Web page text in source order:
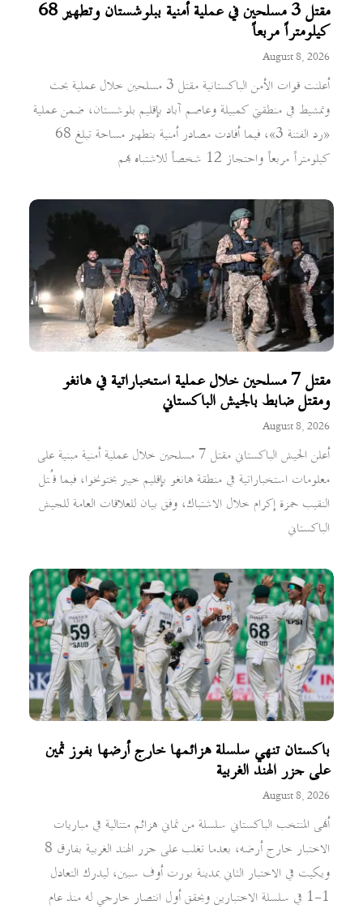
مقتل 3 مسلحين في عملية أمنية ببلوشستان وتطهير 68
كيلومتراً مربعاً
August 8, 2026
أعلنت قوات الأمن الباكستانية مقتل 3 مسلحين خلال عملية بحث
وتمشيط في منطقتي كمبيلة وعاصم آباد بإقليم بلوشستان، ضمن عملية
«رد الفتنة 3»، فيما أفادت مصادر أمنية بتطهير مساحة تبلغ 68
كيلومتراً مربعاً واحتجاز 12 شخصاً للاشتباه بهم
مقتل 7 مسلحين خلال عملية استخباراتية في هانغو
ومقتل ضابط بالجيش الباكستاني
August 8, 2026
أعلن الجيش الباكستاني مقتل 7 مسلحين خلال عملية أمنية مبنية على
معلومات استخباراتية في منطقة هانغو بإقليم خيبر بختونخوا، فيما قُتل
النقيب حمزة إكرام خلال الاشتباك، وفق بيان للعلاقات العامة للجيش
الباكستاني
باكستان تنهي سلسلة هزائمها خارج أرضها بفوز ثمين
على جزر الهند الغربية
August 8, 2026
أنهى المنتخب الباكستاني سلسلة من ثماني هزائم متتالية في مباريات
الاختبار خارج أرضه، بعدما تغلب على جزر الهند الغربية بفارق 8
ويكيت في الاختبار الثاني بمدينة بورت أوف سبين، ليدرك التعادل
1-1 في سلسلة الاختبارين ويحقق أول انتصار خارجي له منذ عام